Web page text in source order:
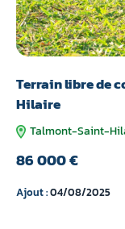
Terrain libre de
Hilaire
Talmont-Saint-
86 000 €
Ajout :04/08/2025